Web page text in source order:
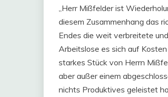
„Herr Mißfelder ist
diesem Zusammenhang das
Endes die weit verbreitete
Arbeitslose es sich auf
starkes Stück von Herrn
aber außer einem
nichts Produktives geleistet